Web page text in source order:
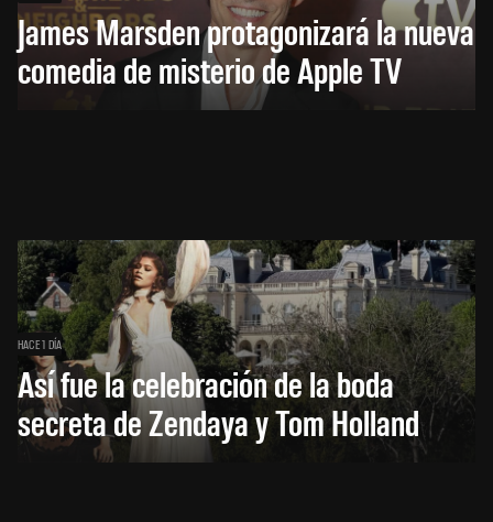
James Marsden protagonizará la nueva
comedia de misterio de Apple TV
HACE 1 DÍA
Así fue la celebración de la boda
secreta de Zendaya y Tom Holland